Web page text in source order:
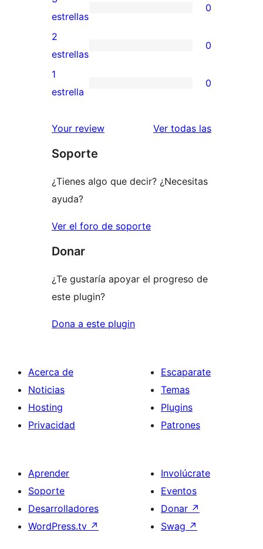
estrellas
de
4
estrellas
0
valoraciones
de
3
estrellas
estrellas
0
0
valoraciones
de
estrellas
2
estrellas
0
0
de
estrellas
1
estrella
0
Your review Ver todas las
Soporte
¿Tienes algo que decir? ¿Necesitas
ayuda?
Ver el foro de soporte
Donar
¿Te gustaría apoyar el progreso de
este plugin?
Dona a este plugin
Acerca de
Noticias
Hosting
Privacidad
Escaparate
Temas
Plugins
Patrones
Aprender
Soporte
Desarrolladores
WordPress.tv ↗
Involúcrate
Eventos
Donar ↗
Swag ↗